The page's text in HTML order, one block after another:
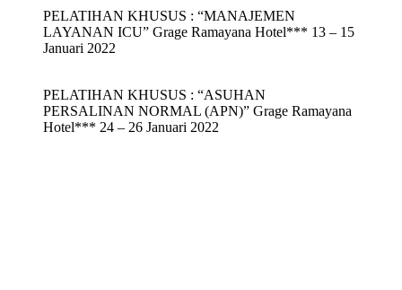
PELATIHAN KHUSUS : “MANAJEMEN
LAYANAN ICU” Grage Ramayana Hotel*** 13 – 15
Januari 2022
PELATIHAN KHUSUS : “ASUHAN
PERSALINAN NORMAL (APN)” Grage Ramayana
Hotel*** 24 – 26 Januari 2022